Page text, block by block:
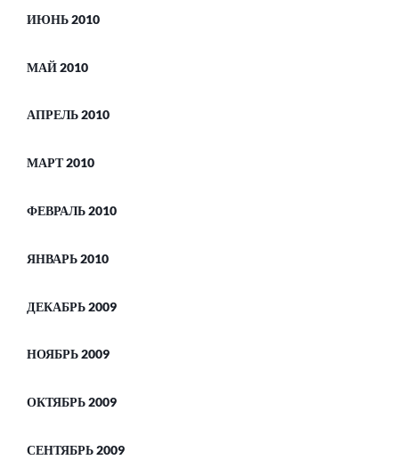
ИЮНЬ 2010
МАЙ 2010
АПРЕЛЬ 2010
МАРТ 2010
ФЕВРАЛЬ 2010
ЯНВАРЬ 2010
ДЕКАБРЬ 2009
НОЯБРЬ 2009
ОКТЯБРЬ 2009
СЕНТЯБРЬ 2009